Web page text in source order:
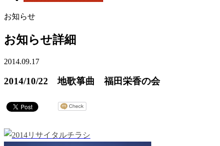
お知らせ
お知らせ詳細
2014.09.17
2014/10/22 地歌箏曲 福田栄香の会